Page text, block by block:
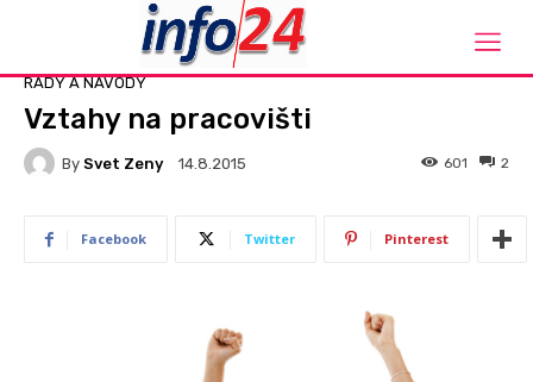
Rady a návody
RADY A NÁVODY
Vztahy na pracovišti
By Svet Zeny 14.8.2015 2
601
Facebook Twitter Pinterest